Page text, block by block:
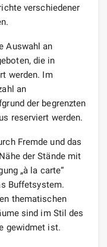
verschiedener
Auswahl an
die in
werden. Im
an
der begrenzten
reserviert werden.
Fremde und das
der Stände mit
„à la carte“
Buffetsystem.
thematischen
sind im Stil des
gewidmet ist.